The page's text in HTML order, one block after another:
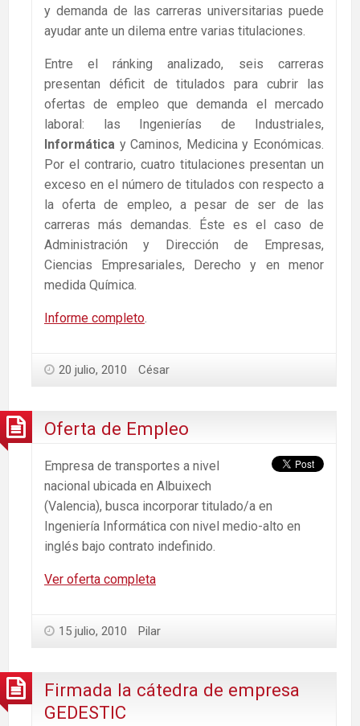
y demanda de las carreras universitarias puede
ayudar ante un dilema entre varias titulaciones.
Entre el ránking analizado, seis carreras
presentan déficit de titulados para cubrir las
ofertas de empleo que demanda el mercado
laboral: las Ingenierías de Industriales,
Informática y Caminos, Medicina y Económicas.
Por el contrario, cuatro titulaciones presentan un
exceso en el número de titulados con respecto a
la oferta de empleo, a pesar de ser de las
carreras más demandas. Éste es el caso de
Administración y Dirección de Empresas,
Ciencias Empresariales, Derecho y en menor
medida Química.
Informe completo.
20 julio, 2010 César
Oferta de Empleo
Empresa de transportes a nivel
nacional ubicada en Albuixech
(Valencia), busca incorporar titulado/a en
Ingeniería Informática con nivel medio-alto en
inglés bajo contrato indefinido.
Ver oferta completa
15 julio, 2010 Pilar
Firmada la cátedra de empresa
GEDESTIC